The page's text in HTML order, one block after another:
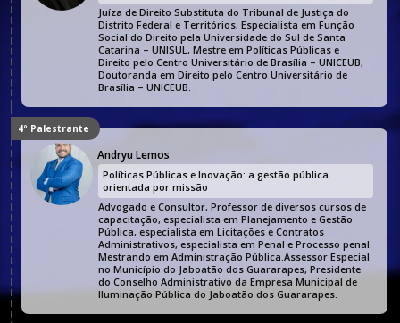
Juíza de Direito Substituta do Tribunal de Justiça do
Distrito Federal e Territórios, Especialista em Função
Social do Direito pela Universidade do Sul de Santa
Catarina – UNISUL, Mestre em Políticas Públicas e
Direito pelo Centro Universitário de Brasília – UNICEUB,
Doutoranda em Direito pelo Centro Universitário de
Brasília – UNICEUB.
4º Palestrante
Andryu Lemos
Políticas Públicas e Inovação: a gestão pública
orientada por missão
Advogado e Consultor, Professor de diversos cursos de
capacitação, especialista em Planejamento e Gestão
Pública, especialista em Licitações e Contratos
Administrativos, especialista em Penal e Processo penal.
Mestrando em Administração Pública.Assessor Especial
no Município do Jaboatão dos Guararapes, Presidente
do Conselho Administrativo da Empresa Municipal de
Iluminação Pública do Jaboatão dos Guararapes.